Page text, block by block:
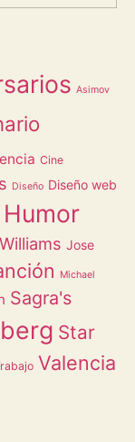
Asimov
Cine
Diseño Diseño web
Humor
Jose
Michael
Sagra's
Star
Valencia